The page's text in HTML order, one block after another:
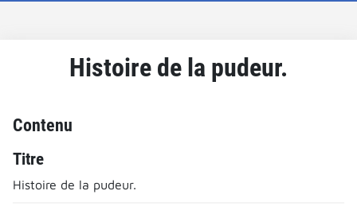
Histoire de la pudeur.
Contenu
Titre
Histoire de la pudeur.